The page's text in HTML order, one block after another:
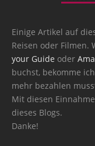
Einige Artikel auf
Reisen oder Filmen.
your Guide oder
buchst, bekomme
mehr bezahlen
Mit diesen
dieses Blogs.
Danke!